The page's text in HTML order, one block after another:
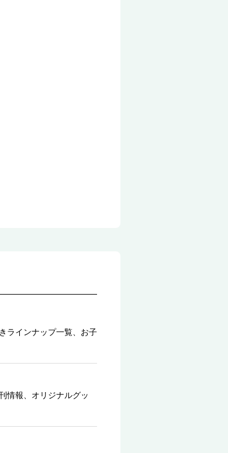
ラインナップ一覧、お子
情報、オリジナルグッ